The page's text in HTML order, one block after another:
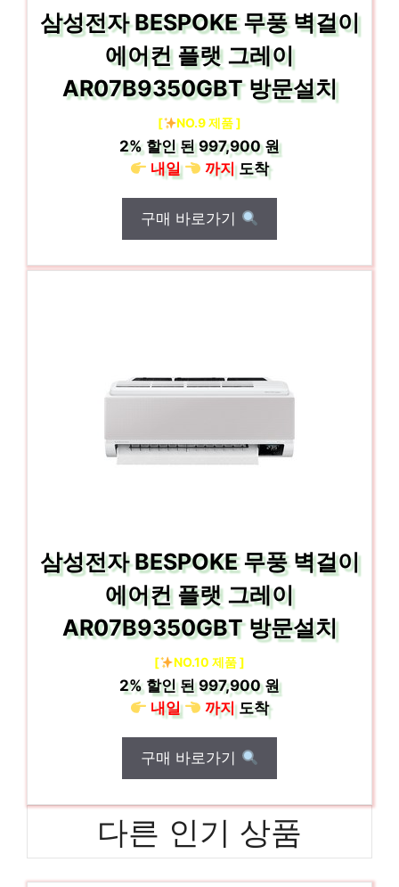
삼성전자 BESPOKE 무풍 벽걸이
에어컨 플랫 그레이
AR07B9350GBT 방문설치
[ NO.9 제품 ]
2%할인 된997,900 원
내일
까지도착
구매 바로가기
삼성전자 BESPOKE 무풍 벽걸이
에어컨 플랫 그레이
AR07B9350GBT 방문설치
[ NO.10 제품 ]
2%할인 된997,900 원
내일
까지도착
구매 바로가기
다른 인기 상품
수납의자 지금이 당신의 시간입니다! 인기 상